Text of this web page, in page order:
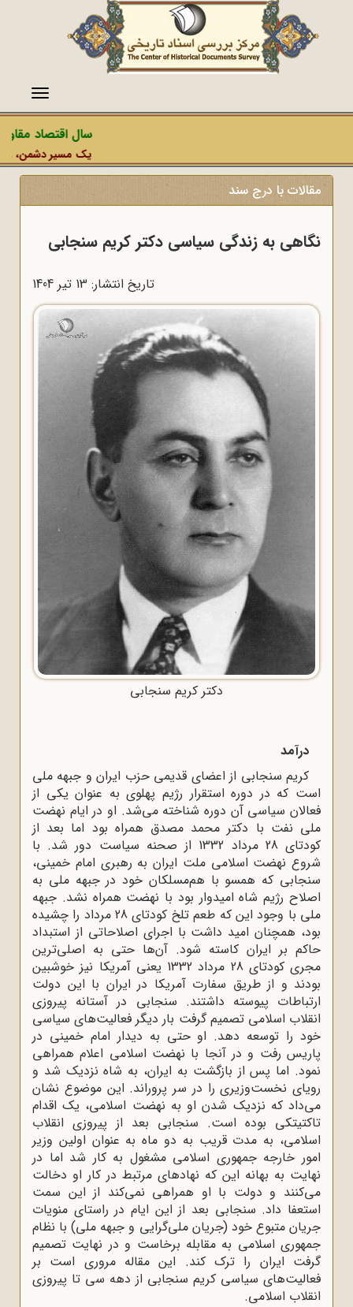
منو
سال اقتصاد
یک مسیر دشمن،
مقالات با درج سند
نگاهی به زندگی سیاسی دکتر کریم سنجابی
تاریخ انتشار: 13 تير 1404
دکتر کریم سنجابی
درآمد
کریم سنجابی از اعضای قدیمی حزب ایران و جبهه ملی
است که در دوره استقرار رژیم پهلوی به عنوان یکی از
فعالان سیاسی آن دوره شناخته می‌شد. او در ایام نهضت
ملی نفت با دکتر محمد مصدق همراه بود اما بعد از
کودتای 28 مرداد 1332 از صحنه سیاست دور شد. با
شروع نهضت اسلامی ملت ایران به رهبری امام خمینی،
سنجابی که همسو با هم‌مسلکان خود در جبهه ملی به
اصلاح رژیم شاه امیدوار بود با نهضت همراه نشد. جبهه
ملی با وجود این که طعم تلخ کودتای 28 مرداد را چشیده
بود، همچنان امید داشت با اجرای اصلاحاتی از استبداد
حاکم بر ایران کاسته شود. آن‌ها حتی به اصلی‌ترین
مجری کودتای 28 مرداد 1332 یعنی آمریکا نیز خوشبین
بودند و از طریق سفارت آمریکا در ایران با این دولت
ارتباطات پیوسته داشتند. سنجابی در آستانه پیروزی
انقلاب اسلامی تصمیم گرفت بار دیگر فعالیت‌های سیاسی
خود را توسعه دهد. او حتی به دیدار امام خمینی در
پاریس رفت و در آنجا با نهضت اسلامی اعلام همراهی
نمود. اما پس از بازگشت به ایران، به شاه نزدیک شد و
رویای نخست‌وزیری را در سر پروراند. این موضوع نشان
می‌داد که نزدیک شدن او به نهضت اسلامی، یک اقدام
تاکتیتکی بوده است. سنجابی بعد از پیروزی انقلاب
اسلامی، به مدت قریب به دو ماه به عنوان اولین وزیر
امور خارجه جمهوری اسلامی مشغول به کار شد اما در
نهایت به بهانه این که نهادهای مرتبط در کار او دخالت
می‌کنند و دولت با او همراهی نمی‌کند از این سمت
استعفا داد. سنجابی بعد از این ایام در راستای منویات
جریان متبوع خود (جریان ملی‌گرایی و جبهه ملی) با نظام
جمهوری اسلامی به مقابله برخاست و در نهایت تصمیم
گرفت ایران را ترک کند. این مقاله مروری است بر
فعالیت‌های سیاسی کریم سنجابی از دهه سی تا پیروزی
انقلاب اسلامی.